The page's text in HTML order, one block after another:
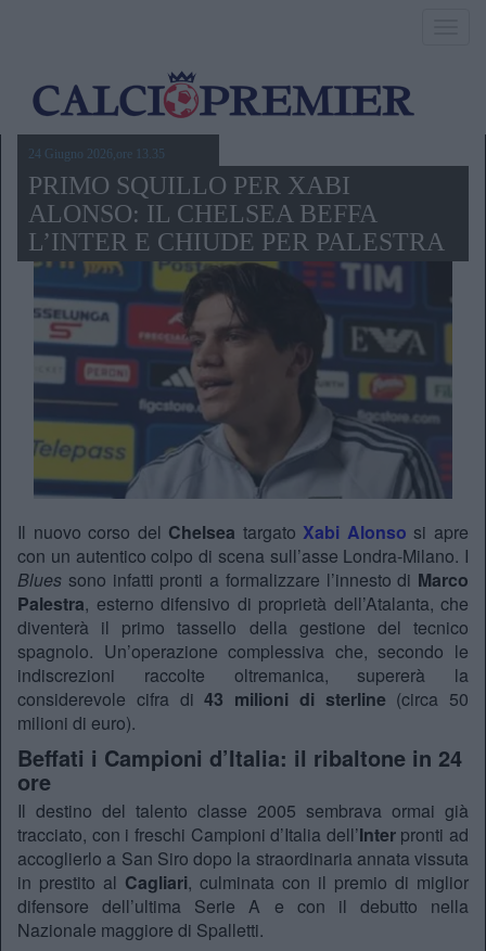
24 Giugno 2026,ore 13.35
PRIMO SQUILLO PER XABI
ALONSO: IL CHELSEA BEFFA
L’INTER E CHIUDE PER PALESTRA
Il nuovo corso del Chelsea targato Xabi Alonso si apre
con un autentico colpo di scena sull’asse Londra-Milano. I
Blues sono infatti pronti a formalizzare l’innesto di Marco
Palestra, esterno difensivo di proprietà dell’Atalanta, che
diventerà il primo tassello della gestione del tecnico
spagnolo. Un’operazione complessiva che, secondo le
indiscrezioni raccolte oltremanica, supererà la
considerevole cifra di43 milioni di sterline (circa 50
milioni di euro).
Beffati i Campioni d’Italia: il ribaltone in 24
ore
Il destino del talento classe 2005 sembrava ormai già
tracciato, con i freschi Campioni d’Italia dell’Interpronti ad
accoglierlo a San Siro dopo la straordinaria annata vissuta
in prestito al Cagliari, culminata con il premio di miglior
difensore dell’ultima Serie A e con il debutto nella
Nazionale maggiore di Spalletti.